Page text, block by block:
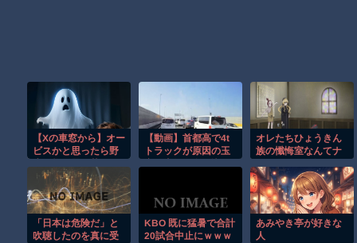
【Xの車窓から】オー
ビスかと思ったら野
か
【動画】首都高で4t
トラックが原因の玉
オレたちひょうきん
族の懺悔室なんてナ
だろ
「日本は危険だ」と
吹聴したのを真に受
KBO 既に猛暑で合計
20試合中止にｗｗｗ
あみやき亭が好きな
人